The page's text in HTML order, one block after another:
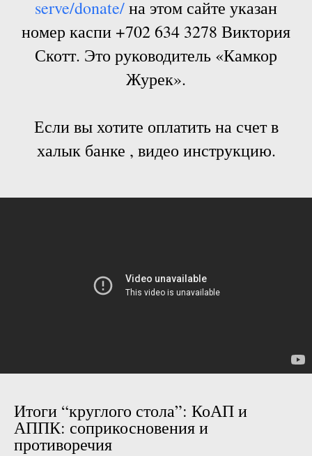
serve/donate/на этом сайте указан
номер каспи +702 634 3278 Виктория
Скотт. Это руководитель «Камкор
Журек».
Если вы хотите оплатить на счет в
халык банке , видео инструкцию.
Итоги “круглого стола”: КоАП и
АППК: соприкосновения и
противоречия